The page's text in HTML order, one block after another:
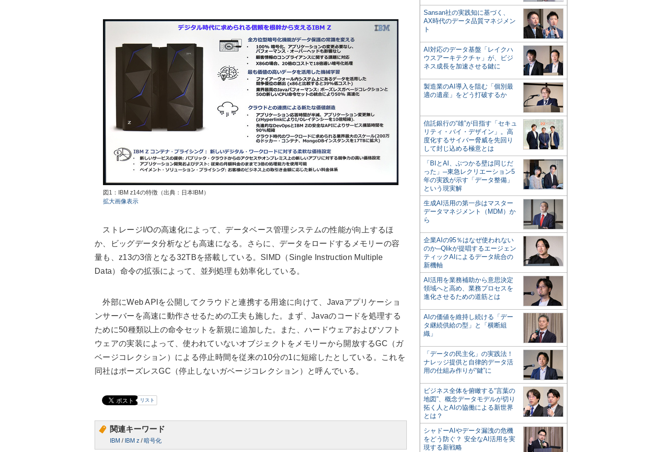
図1：IBM z14の特徴（出典：日本IBM）
拡大画像表示
ストレージI/Oの高速化によって、データベース管理システムの性能が向上するほ
か、ビッグデータ分析なども高速になる。さらに、データをロードするメモリーの容
量も、z13の3倍となる32TBを搭載している。SIMD（Single Instruction Multiple
Data）命令の拡張によって、並列処理も効率化している。
外部にWeb APIを公開してクラウドと連携する用途に向けて、Javaアプリケーショ
ンサーバーを高速に動作させるための工夫も施した。まず、Javaのコードを処理する
ために50種類以上の命令セットを新規に追加した。また、ハードウェアおよびソフト
ウェアの実装によって、使われていないオブジェクトをメモリーから開放するGC（ガ
ベージコレクション）による停止時間を従来の10分の1に短縮したとしている。これを
同社はポーズレスGC（停止しないガベージコレクション）と呼んでいる。
リスト
関連キーワード
IBM / IBM z /暗号化
Sansan社の実践知に基づく、
AX時代のデータ品質マネジメン
ト
AI対応のデータ基盤「レイクハ
ウスアーキテクチャ」が、ビジ
ネス成長を加速させる鍵に
製造業のAI導入を阻む「個別最
適の遺産」をどう打破するか
信託銀行の“雄”が目指す「セキュ
リティ・バイ・デザイン」。高
度化するサイバー脅威を先回り
して封じ込める極意とは
「BIとAI、ぶつかる壁は同じだ
った」─東急レクリエーション5
年の実践が示す「データ整備」
という現実解
生成AI活用の第一歩はマスター
データマネジメント（MDM）か
ら
企業AIの95％はなぜ使われない
のか─Qlikが提唱するエージェン
ティックAIによるデータ統合の
新機軸
AI活用を業務補助から意思決定
領域へと高め、業務プロセスを
進化させるための道筋とは
AIの価値を維持し続ける「デー
タ継続供給の型」と「横断組
織」
「データの民主化」の実践法！
ナレッジ提供と自律的データ活
用の仕組み作りが“鍵”に
ビジネス全体を俯瞰する“言葉の
地図”、概念データモデルが切り
拓く人とAIの協働による新世界
とは？
シャドーAIやデータ漏洩の危機
をどう防ぐ？ 安全なAI活用を実
現する新戦略